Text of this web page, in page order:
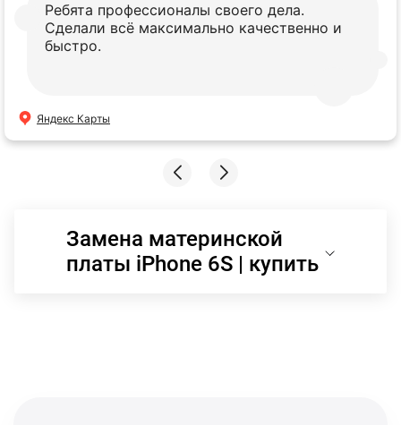
Ребята профессионалы своего дела.
Сделали всё максимально качественно и
быстро.
Яндекс Карты
Замена материнской
платы iPhone 6S | купить